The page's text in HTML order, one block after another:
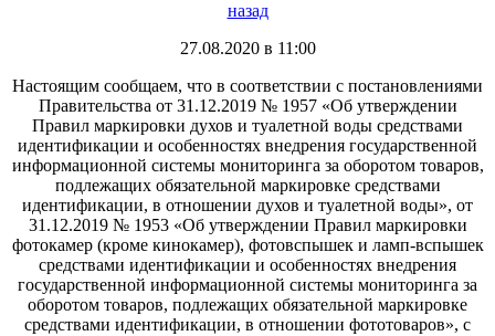
назад
27.08.2020 в 11:00
Настоящим сообщаем, что в соответствии с постановлениями
Правительства от 31.12.2019 № 1957 «Об утверждении
Правил маркировки духов и туалетной воды средствами
идентификации и особенностях внедрения государственной
информационной системы мониторинга за оборотом товаров,
подлежащих обязательной маркировке средствами
идентификации, в отношении духов и туалетной воды», от
31.12.2019 № 1953 «Об утверждении Правил маркировки
фотокамер (кроме кинокамер), фотовспышек и ламп-вспышек
средствами идентификации и особенностях внедрения
государственной информационной системы мониторинга за
оборотом товаров, подлежащих обязательной маркировке
средствами идентификации, в отношении фототоваров», с